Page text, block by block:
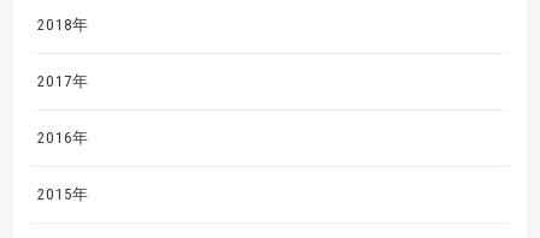
2018年
2017年
2016年
2015年